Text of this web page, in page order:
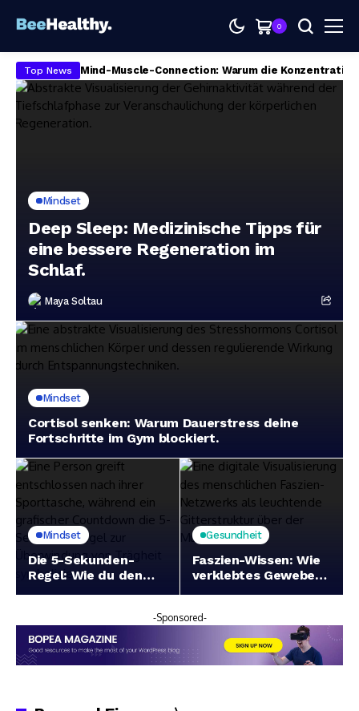
0
Top News Mind-Muscle-Connection: Warum die
Mindset
Deep Sleep: Medizinische Tipps für
eine bessere Regeneration im
Schlaf.
Maya Soltau
Mindset
Cortisol senken: Warum Dauerstress deine
Fortschritte im Gym blockiert.
Mindset
Die 5-Sekunden-
Regel: Wie du den
Gesundheit
Faszien-Wissen: Wie
verklebtes Gewebe
-Sponsored-